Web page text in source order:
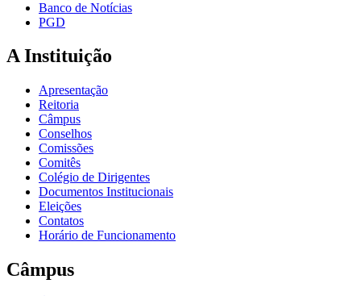
Banco de Notícias
PGD
A Instituição
Apresentação
Reitoria
Câmpus
Conselhos
Comissões
Comitês
Colégio de Dirigentes
Documentos Institucionais
Eleições
Contatos
Horário de Funcionamento
Câmpus